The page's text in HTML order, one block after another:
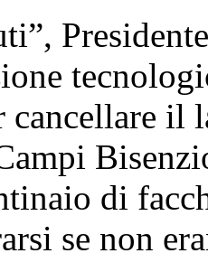
cancellare il
di
se non